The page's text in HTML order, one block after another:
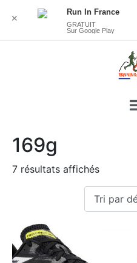
169g
7 résultats affichés
✕
Run In France
GRATUIT
Sur Google Play